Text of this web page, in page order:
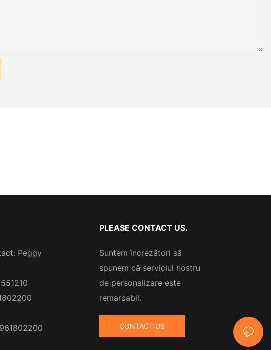
Peggy
PLEASE CONTACT US.
Suntem încrezători să
spunem că serviciul nostru
de personalizare este
remarcabil.
CONTACT US